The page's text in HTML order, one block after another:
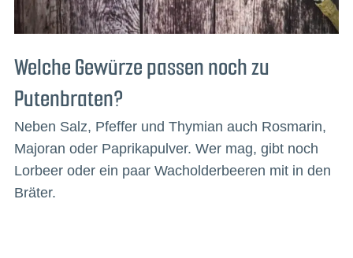
Welche Gewürze passen noch zu
Putenbraten?
Neben Salz, Pfeffer und Thymian auch Rosmarin,
Majoran oder Paprikapulver. Wer mag, gibt noch
Lorbeer oder ein paar Wacholderbeeren mit in den
Bräter.